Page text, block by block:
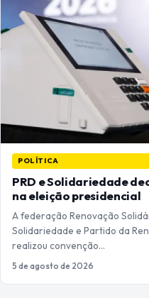
POLÍTICA
PRD e Solidariedade
na eleição presidencial
A federação Renovação
Solidariedade e Partido da
realizou convenção…
5 de agosto de 2026